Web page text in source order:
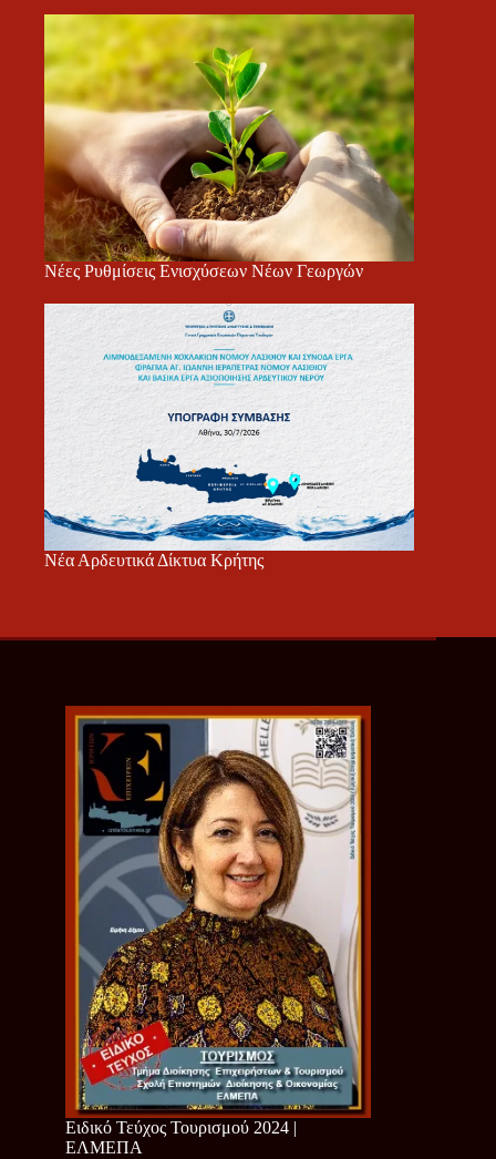
Νέες Ρυθμίσεις Ενισχύσεων Νέων Γεωργών
Νέα Αρδευτικά Δίκτυα Κρήτης
Ειδικό Τεύχος Τουρισμού 2024 |
ΕΛΜΕΠΑ